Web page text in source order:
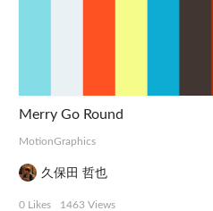
Merry Go Round
MotionGraphics
久保田 哲也
0 Likes 1463 Views